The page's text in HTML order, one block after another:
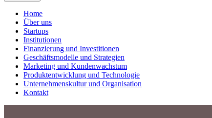
Home
Über uns
Startups
Institutionen
Finanzierung und Investitionen
Geschäftsmodelle und Strategien
Marketing und Kundenwachstum
Produktentwicklung und Technologie
Unternehmenskultur und Organisation
Kontakt